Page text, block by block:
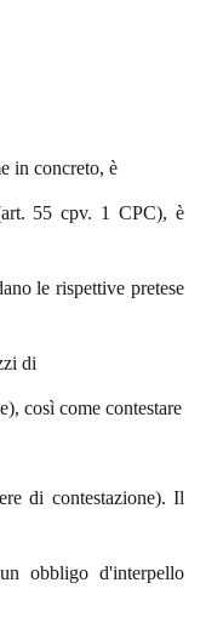
in concreto, è
55 cpv. 1 CPC), è
le rispettive pretese
di
così come contestare
di contestazione). Il
obbligo d'interpello